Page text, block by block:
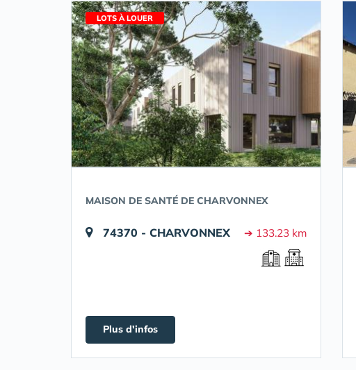
LOTS À LOUER
MAISON DE SANTÉ DE CHARVONNEX
74370 - CHARVONNEX ➔ 133.23 km
Plus d'infos